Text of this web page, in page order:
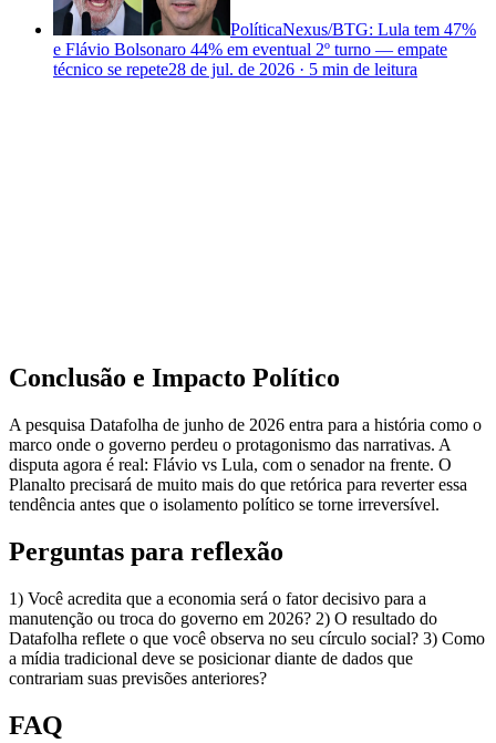
PolíticaNexus/BTG: Lula tem 47%
e Flávio Bolsonaro 44% em eventual 2º turno — empate
técnico se repete28 de jul. de 2026 · 5 min de leitura
Conclusão e Impacto Político
A pesquisa Datafolha de junho de 2026 entra para a história como o
marco onde o governo perdeu o protagonismo das narrativas. A
disputa agora é real: Flávio vs Lula, com o senador na frente. O
Planalto precisará de muito mais do que retórica para reverter essa
tendência antes que o isolamento político se torne irreversível.
Perguntas para reflexão
1) Você acredita que a economia será o fator decisivo para a
manutenção ou troca do governo em 2026? 2) O resultado do
Datafolha reflete o que você observa no seu círculo social? 3) Como
a mídia tradicional deve se posicionar diante de dados que
contrariam suas previsões anteriores?
FAQ